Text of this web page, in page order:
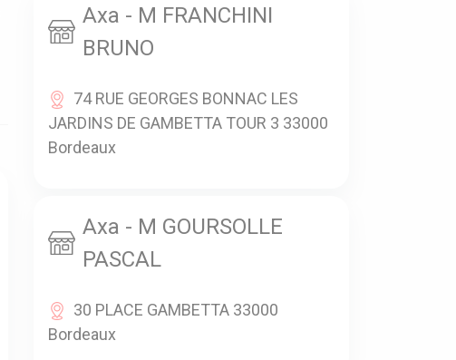
Axa - M FRANCHINI
BRUNO
74 RUE GEORGES BONNAC LES
JARDINS DE GAMBETTA TOUR 3 33000
Bordeaux
Axa - M GOURSOLLE
PASCAL
30 PLACE GAMBETTA 33000
Bordeaux